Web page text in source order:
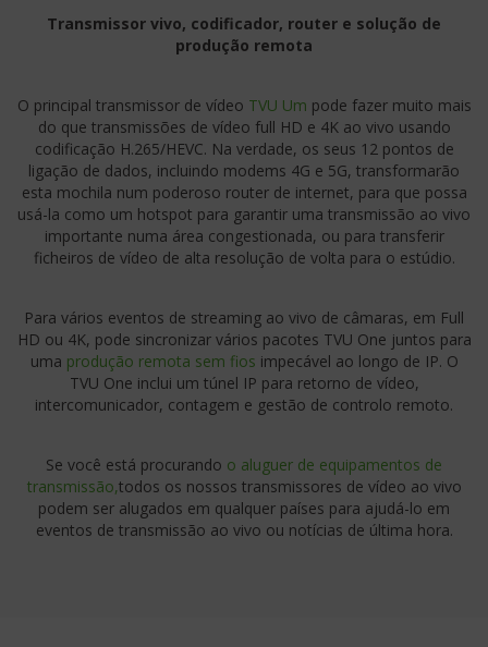
Transmissor vivo, codificador, router e solução de
produção remota
O principal transmissor de vídeo TVU Um pode fazer muito mais
do que transmissões de vídeo full HD e 4K ao vivo usando
codificação H.265/HEVC. Na verdade, os seus 12 pontos de
ligação de dados, incluindo modems 4G e 5G, transformarão
esta mochila num poderoso router de internet, para que possa
usá-la como um hotspot para garantir uma transmissão ao vivo
importante numa área congestionada, ou para transferir
ficheiros de vídeo de alta resolução de volta para o estúdio.
Para vários eventos de streaming ao vivo de câmaras, em Full
HD ou 4K, pode sincronizar vários pacotes TVU One juntos para
uma produção remota sem fios impecável ao longo de IP. O
TVU One inclui um túnel IP para retorno de vídeo,
intercomunicador, contagem e gestão de controlo remoto.
Se você está procurando o aluguer de equipamentos de
transmissão,todos os nossos transmissores de vídeo ao vivo
podem ser alugados em qualquer países para ajudá-lo em
eventos de transmissão ao vivo ou notícias de última hora.